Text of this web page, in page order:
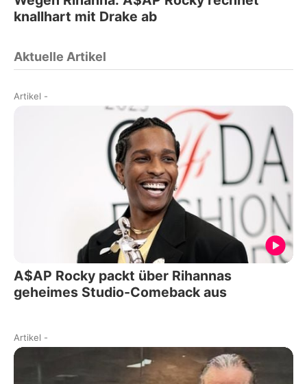
knallhart mit Drake ab
Aktuelle Artikel
Artikel -
A$AP Rocky packt über Rihannas
geheimes Studio-Comeback aus
Artikel -